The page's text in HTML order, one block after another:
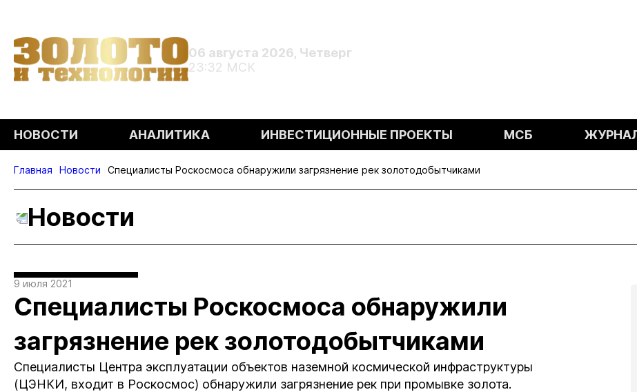
06 августа 2026, Четверг
23:32 МСК
НОВОСТИ АНАЛИТИКА ИНВЕСТИЦИОННЫЕ ПРОЕКТЫ МСБ
Главная Новости Специалисты Роскосмоса обнаружили загрязнение рек золотодобытчиками
Новости
9 июля 2021
Специалисты Роскосмоса обнаружили
загрязнение рек золотодобытчиками
Специалисты Центра эксплуатации объектов наземной космической инфраструктуры
(ЦЭНКИ, входит в Роскосмос) обнаружили загрязнение рек при промывке золота.